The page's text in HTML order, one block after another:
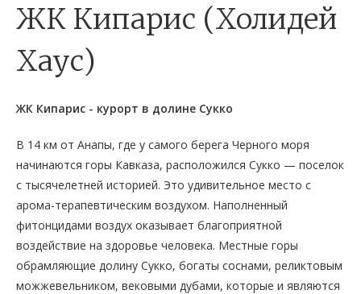
ЖК Кипарис (Холидей
Хаус)
ЖК Кипарис - курорт в долине Сукко
В 14 км от Анапы, где у самого берега Черного моря
начинаются горы Кавказа, расположился Сукко — поселок
с тысячелетней историей. Это удивительное место с
арома-терапевтическим воздухом. Наполненный
фитонцидами воздух оказывает благоприятной
воздействие на здоровье человека. Местные горы
обрамляющие долину Сукко, богаты соснами, реликтовым
можжевельником, вековыми дубами, которые и являются